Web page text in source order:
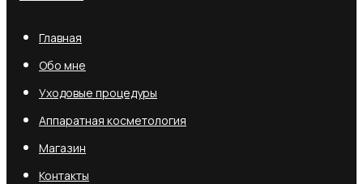
Главная
Обо мне
Уходовые процедуры
Аппаратная косметология
Магазин
Контакты